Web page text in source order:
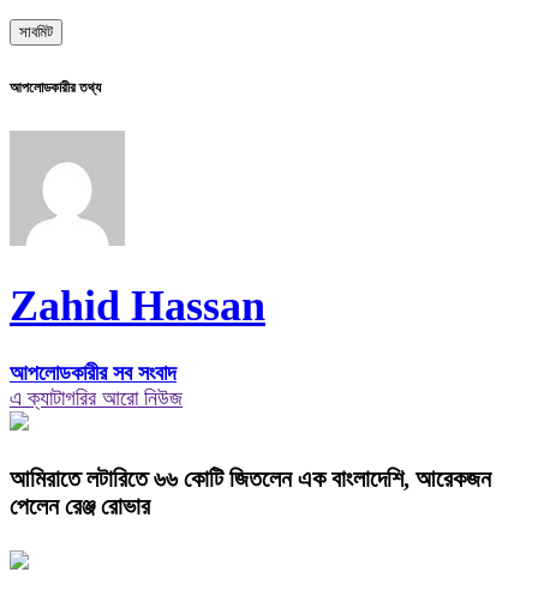
আপলোডকারীর তথ্য
Zahid Hassan
আপলোডকারীর সব সংবাদ
এ ক্যাটাগরির আরো নিউজ
আমিরাতে লটারিতে ৬৬ কোটি জিতলেন এক বাংলাদেশি, আরেকজন
পেলেন রেঞ্জ রোভার